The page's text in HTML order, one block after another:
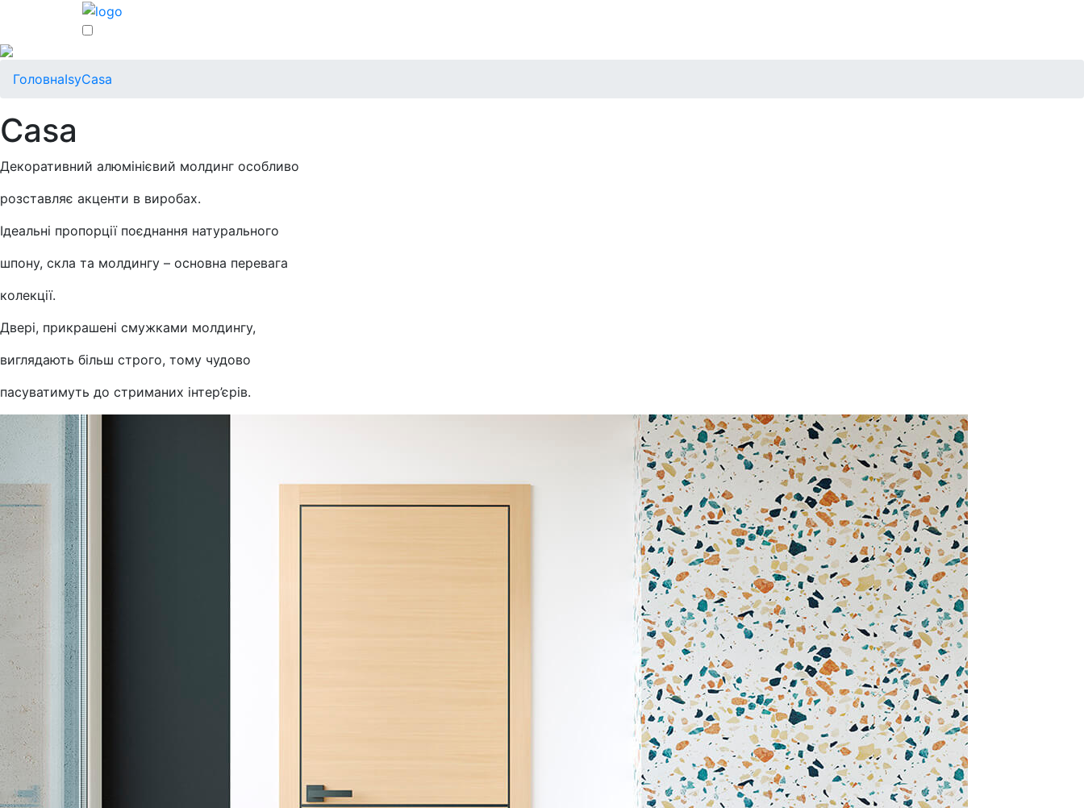
ГоловнаIsyCasa
Casa
Декоративний алюмінієвий молдинг особливо
розставляє акценти в виробах.
Ідеальні пропорції поєднання натурального
шпону, скла та молдингу – основна перевага
колекції.
Двері, прикрашені смужками молдингу,
виглядають більш строго, тому чудово
пасуватимуть до стриманих інтер’єрів.